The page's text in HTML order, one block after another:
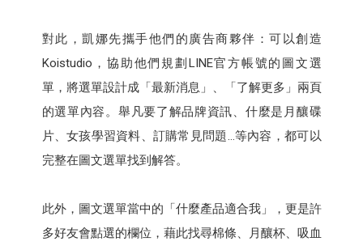
對此，凱娜先攜手他們的廣告商夥伴：可以創造
Koistudio，協助他們規劃LINE官方帳號的圖文選
單，將選單設計成「最新消息」、「了解更多」兩頁
的選單內容。舉凡要了解品牌資訊、什麼是月釀碟
片、女孩學習資料、訂購常見問題…等內容，都可以
完整在圖文選單找到解答。
此外，圖文選單當中的「什麼產品適合我」，更是許
多好友會點選的欄位，藉此找尋棉條、月釀杯、吸血